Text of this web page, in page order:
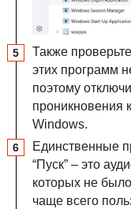
Также
этих программ
поэтому
проникновения
Windows.
Единственные
“Пуск” – это
которых не
чаще всего